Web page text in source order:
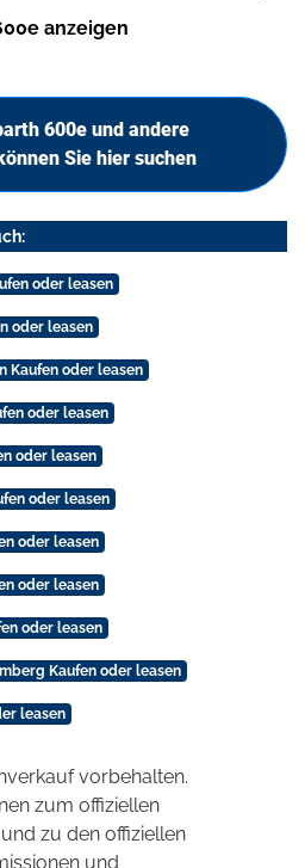
anzeigen
600e und andere
Sie hier suchen
oder leasen
oder leasen
Kaufen oder leasen
oder leasen
oder leasen
oder leasen
oder leasen
oder leasen
oder leasen
Kaufen oder leasen
leasen
vorbehalten.
zum offiziellen
zu den offiziellen
und